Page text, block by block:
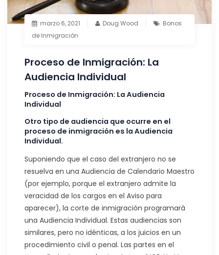
marzo 6, 2021 Doug Wood
Bonos
de Inmigración
Proceso de Inmigración: La
Audiencia Individual
Proceso de Inmigración: La Audiencia
Individual
Otro tipo de audiencia que ocurre en el
proceso de inmigración es la Audiencia
Individual.
Suponiendo que el caso del extranjero no se
resuelva en una Audiencia de Calendario Maestro
(por ejemplo, porque el extranjero admite la
veracidad de los cargos en el Aviso para
aparecer), la corte de inmigración programará
una Audiencia Individual. Estas audiencias son
similares, pero no idénticas, a los juicios en un
procedimiento civil o penal. Las partes en el